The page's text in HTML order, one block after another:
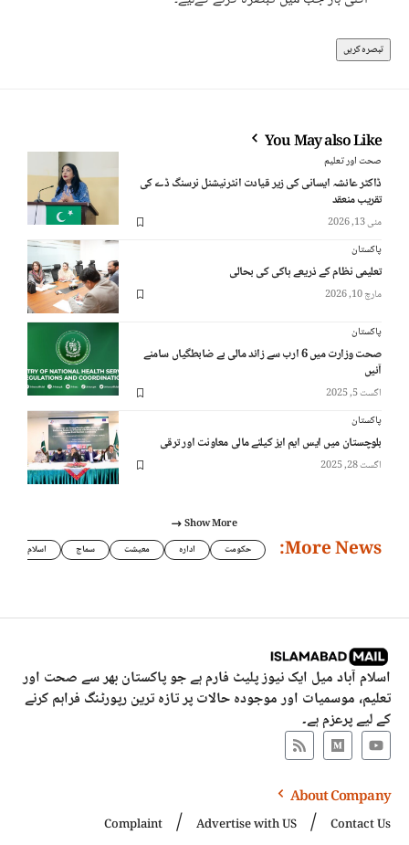
You May also Like
صحت اور تعلیم
ڈاکٹر عائشہ ایسانی کی زیر قیادت انٹرنیشنل نرسنگ ڈے کی
تقریب منعقد
مئی 13, 2026
پاکستان
تعلیمی نظام کے ذریعے ہاکی کی بحالی
مارچ 10, 2026
پاکستان
صحت وزارت میں 6 ارب سے زائد مالی بے ضابطگیاں سامنے
آئیں
اگست 5, 2025
پاکستان
بلوچستان میں ایس ایم ایز کیلئے مالی معاونت اور ترقی
اگست 28, 2025
Show More
More News: حکومت ادارہ معیشت سماج اسلام
اسلام آباد میل ایک نیوز پلیٹ فارم ہے جو پاکستان بھر سے صحت اور
تعلیم، موسمیات اور موجودہ حالات پر تازہ ترین رپورٹنگ فراہم کرنے
کے لیے پرعزم ہے۔
About Company
Contact Us
Advertise with US
Complaint